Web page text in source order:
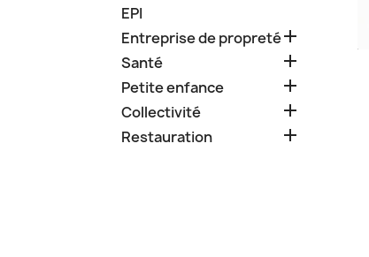
EPI
Entreprise de propreté
Santé 
Petite enfance 
Collectivité 
Restauration 